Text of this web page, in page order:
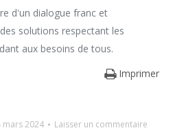
d'un dialogue franc et
solutions respectant les
aux besoins de tous.
Imprimer
mars 2024 Laisser un commentaire